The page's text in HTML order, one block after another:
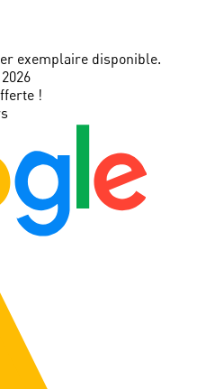
exemplaire disponible.
!